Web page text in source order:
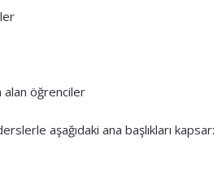
öğrenciler
aşağıdaki ana başlıkları kapsar: